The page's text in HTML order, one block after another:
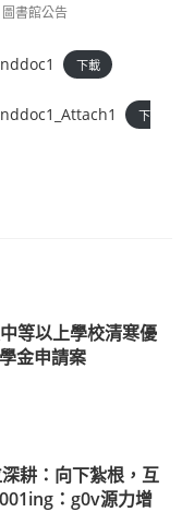
圖書館公告
下載
下
等以上學校清寒優
金申請案
耕：向下紮根，互
：g0v源力增